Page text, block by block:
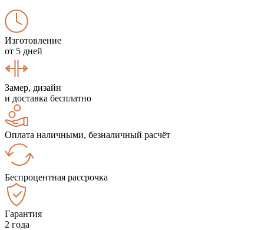
Изготовление
от 5 дней
Замер, дизайн
и доставка бесплатно
Оплата наличными, безналичный расчёт
Беспроцентная рассрочка
Гарантия
2 года